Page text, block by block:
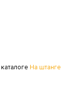
На штанге